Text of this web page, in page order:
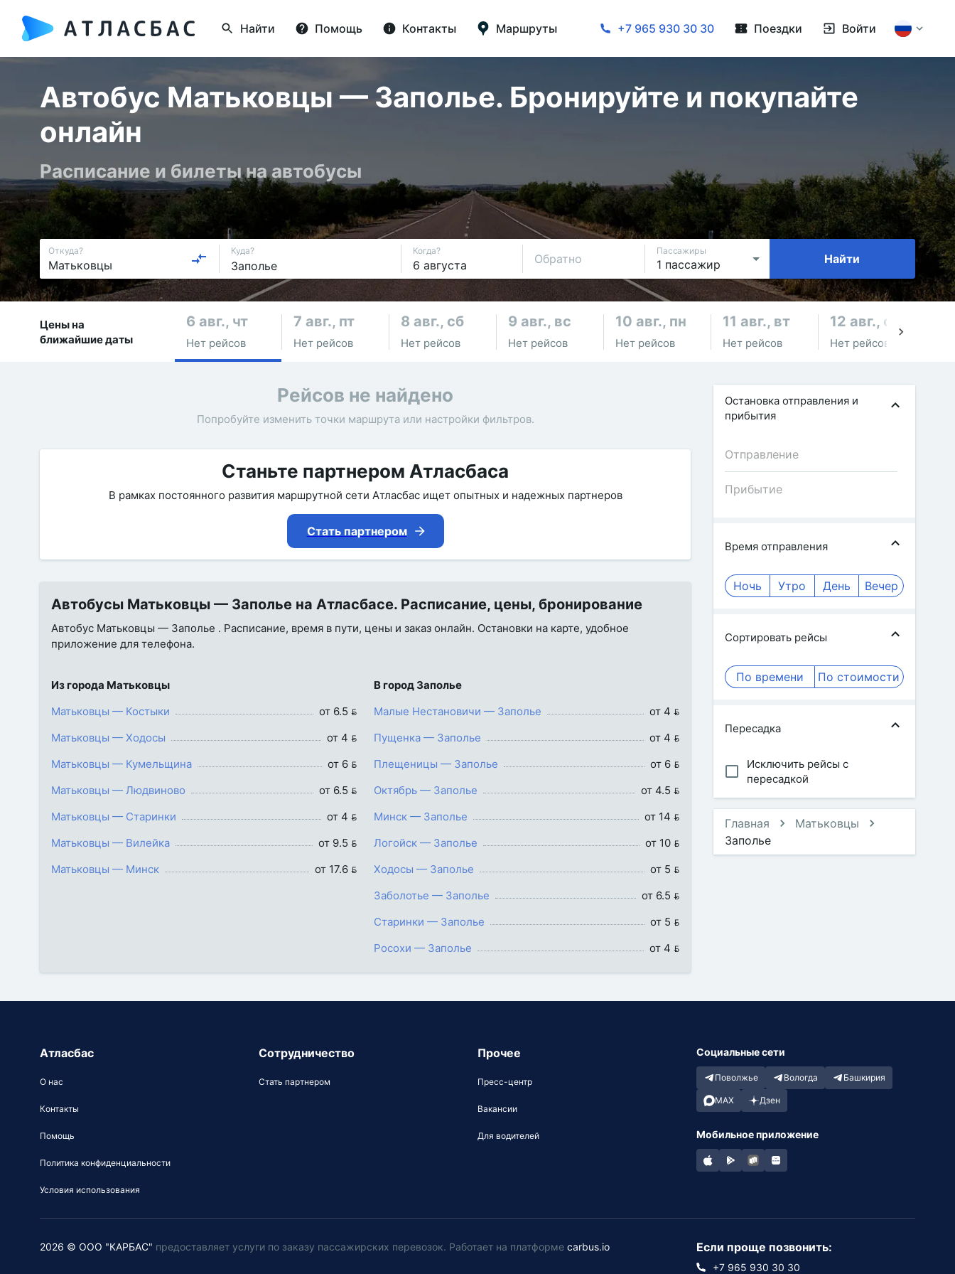
Найти Помощь Контакты Маршруты +7 965 930 30 30 Поездки Войти
Автобус Матьковцы — Заполье. Бронируйте и покупайте
онлайн
Расписание и билеты на автобусы
Откуда? Куда? Когда?
Обратно
Пассажиры
Найти
Цены на
ближайшие даты
6 авг., чт
Нет рейсов
7 авг., пт
Нет рейсов
8 авг., сб
Нет рейсов
9 авг., вс
Нет рейсов
10 авг., пн
Нет рейсов
11 авг., вт
Нет рейсов
12 авг., ср
Нет рейсов
Рейсов не найдено
Попробуйте изменить точки маршрута или настройки фильтров.
Станьте партнером Атласбаса
В рамках постоянного развития маршрутной сети Атласбас ищет опытных и надежных партнеров
Стать партнером
Автобусы Матьковцы — Заполье на Атласбасе. Расписание, цены, бронирование
Автобус Матьковцы — Заполье . Расписание, время в пути, цены и заказ онлайн. Остановки на карте, удобное
приложение для телефона.
Из города Матьковцы
Матьковцы — Костыки
от 6.5 
Матьковцы — Ходосы
от 4 
Матьковцы — Кумельщина
от 6 
Матьковцы — Людвиново
от 6.5 
Матьковцы — Старинки
от 4 
Матьковцы — Вилейка
от 9.5 
Матьковцы — Минск
от 17.6 
В город Заполье
Малые Нестановичи — Заполье
от 4 
Пущенка — Заполье
от 4 
Плещеницы — Заполье
от 6 
Октябрь — Заполье
от 4.5 
Минск — Заполье
от 14 
Логойск — Заполье
от 10 
Ходосы — Заполье
от 5 
Заболотье — Заполье
от 6.5 
Старинки — Заполье
от 5 
Росохи — Заполье
от 4 
Остановка отправления и
прибытия
Время отправления
Ночь Утро День Вечер
Сортировать рейсы
По времени По стоимости
Пересадка
Исключить рейсы с
пересадкой
Главная
Матьковцы
Заполье
Атласбас
О нас
Контакты
Помощь
Политика конфиденциальности
Условия использования
Сотрудничество
Стать партнером
Прочее
Пресс-центр
Вакансии
Для водителей
Социальные сети
Поволжье Вологда Башкирия
MAX Дзен
Мобильное приложение
2026 © ООО "КАРБАС" предоставляет услуги по заказу пассажирских перевозок. Работает на платформе carbus.io Если проще позвонить:
+7 965 930 30 30